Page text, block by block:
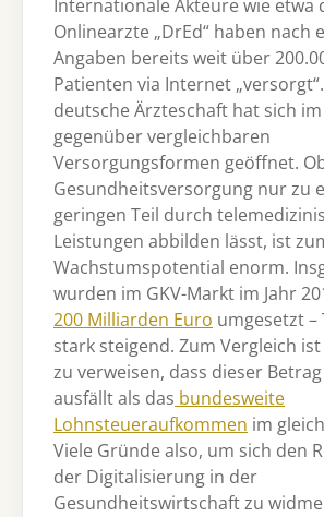
Internationale Akteure wie etwa
Onlinearzte „DrEd“ haben nach
Angaben bereits weit über
Patienten via Internet
deutsche Ärzteschaft hat sich
gegenüber vergleichbaren
Versorgungsformen geöffnet.
Gesundheitsversorgung nur zu
geringen Teil durch
Leistungen abbilden lässt, ist
Wachstumspotential enorm.
wurden im GKV-Markt im Jahr
200 Milliarden Euro umgesetzt –
stark steigend. Zum Vergleich
zu verweisen, dass dieser
ausfällt als das bundesweite
Lohnsteueraufkommen im
Viele Gründe also, um sich den
der Digitalisierung in der
Gesundheitswirtschaft zu